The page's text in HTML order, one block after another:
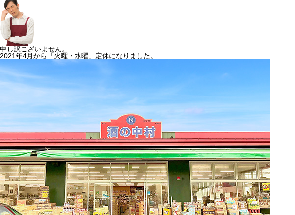
申し訳ございません。
2021年4月から「火曜・水曜」定休になりました。